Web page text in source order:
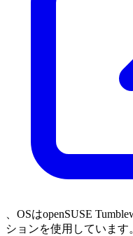
、OSはopenSUSE
ションを使用していま